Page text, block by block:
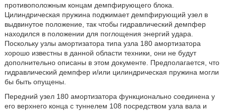
противоположным концам демпфирующего блока.
Цилиндрическая пружина поджимает демпфирующий узел в
выдвинутое положение, так чтобы гидравлический демпфер
находился в положении для поглощения энергий удара.
Поскольку узлы амортизатора типа узла 180 амортизатора
хорошо известны в данной области техники, они не будут
дополнительно описаны в этом документе. Предполагается, что
гидравлический демпфер и/или цилиндрическая пружина могли
бы быть опущены.
Передний узел 180 амортизатора функционально соединена у
его верхнего конца с туннелем 108 посредством узла вала и